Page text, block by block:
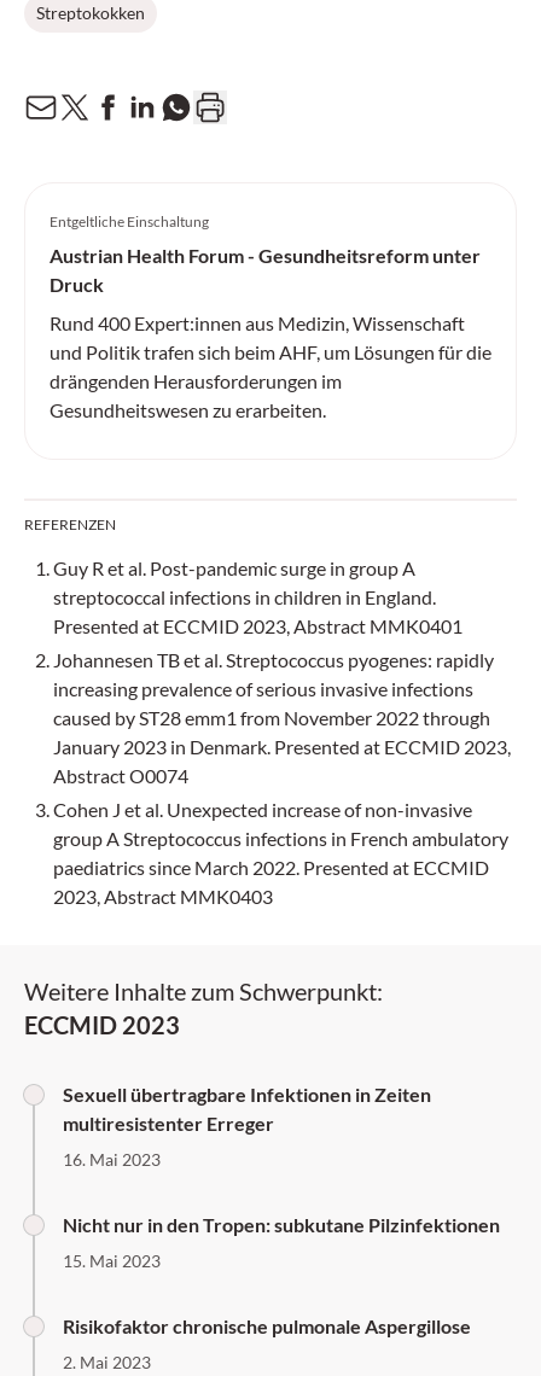
Streptokokken
Entgeltliche Einschaltung
Austrian Health Forum - Gesundheitsreform unter
Druck
Rund 400 Expert:innen aus Medizin, Wissenschaft
und Politik trafen sich beim AHF, um Lösungen für die
drängenden Herausforderungen im
Gesundheitswesen zu erarbeiten.
REFERENZEN
Guy R et al. Post-pandemic surge in group A
streptococcal infections in children in England.
Presented at ECCMID 2023, Abstract MMK0401
Johannesen TB et al. Streptococcus pyogenes: rapidly
increasing prevalence of serious invasive infections
caused by ST28 emm1 from November 2022 through
January 2023 in Denmark. Presented at ECCMID 2023,
Abstract O0074
Cohen J et al. Unexpected increase of non-invasive
group A Streptococcus infections in French ambulatory
paediatrics since March 2022. Presented at ECCMID
2023, Abstract MMK0403
Weitere Inhalte zum Schwerpunkt:
ECCMID 2023
Sexuell übertragbare Infektionen in Zeiten
multiresistenter Erreger
16. Mai 2023
Nicht nur in den Tropen: subkutane Pilzinfektionen
15. Mai 2023
Risikofaktor chronische pulmonale Aspergillose
2. Mai 2023